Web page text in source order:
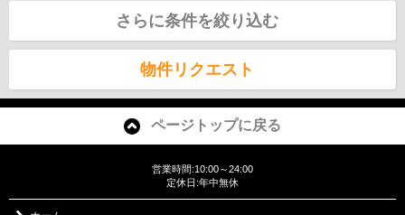
さらに条件を絞り込む
物件リクエスト
ページトップに戻る
営業時間:10:00～24:00
定休日:年中無休